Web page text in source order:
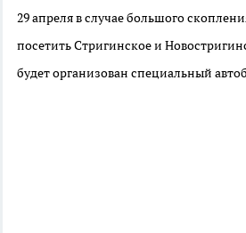
29 апреля в случае большого
посетить Стригинское и
будет организован специальный